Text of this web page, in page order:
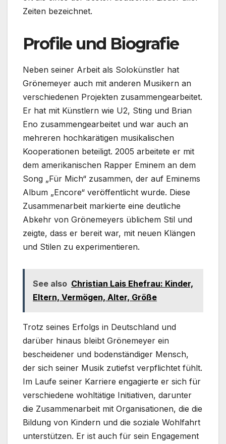
Zeiten bezeichnet.
Profile und Biografie
Neben seiner Arbeit als Solokünstler hat
Grönemeyer auch mit anderen Musikern an
verschiedenen Projekten zusammengearbeitet.
Er hat mit Künstlern wie U2, Sting und Brian
Eno zusammengearbeitet und war auch an
mehreren hochkarätigen musikalischen
Kooperationen beteiligt. 2005 arbeitete er mit
dem amerikanischen Rapper Eminem an dem
Song „Für Mich“ zusammen, der auf Eminems
Album „Encore“ veröffentlicht wurde. Diese
Zusammenarbeit markierte eine deutliche
Abkehr von Grönemeyers üblichem Stil und
zeigte, dass er bereit war, mit neuen Klängen
und Stilen zu experimentieren.
See also Christian Lais Ehefrau: Kinder,
Eltern, Vermögen, Alter, Größe
Trotz seines Erfolgs in Deutschland und
darüber hinaus bleibt Grönemeyer ein
bescheidener und bodenständiger Mensch,
der sich seiner Musik zutiefst verpflichtet fühlt.
Im Laufe seiner Karriere engagierte er sich für
verschiedene wohltätige Initiativen, darunter
die Zusammenarbeit mit Organisationen, die die
Bildung von Kindern und die soziale Wohlfahrt
unterstützen. Er ist auch für sein Engagement